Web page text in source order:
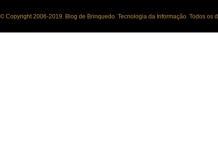
© Copyright 2006-2019. Blog de Brinquedo. Tecnologia da Informação. Todos os